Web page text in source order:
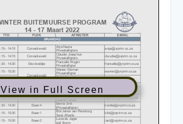
View in Full Screen